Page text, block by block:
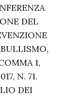
DEL
1,
N. 71.
DEI